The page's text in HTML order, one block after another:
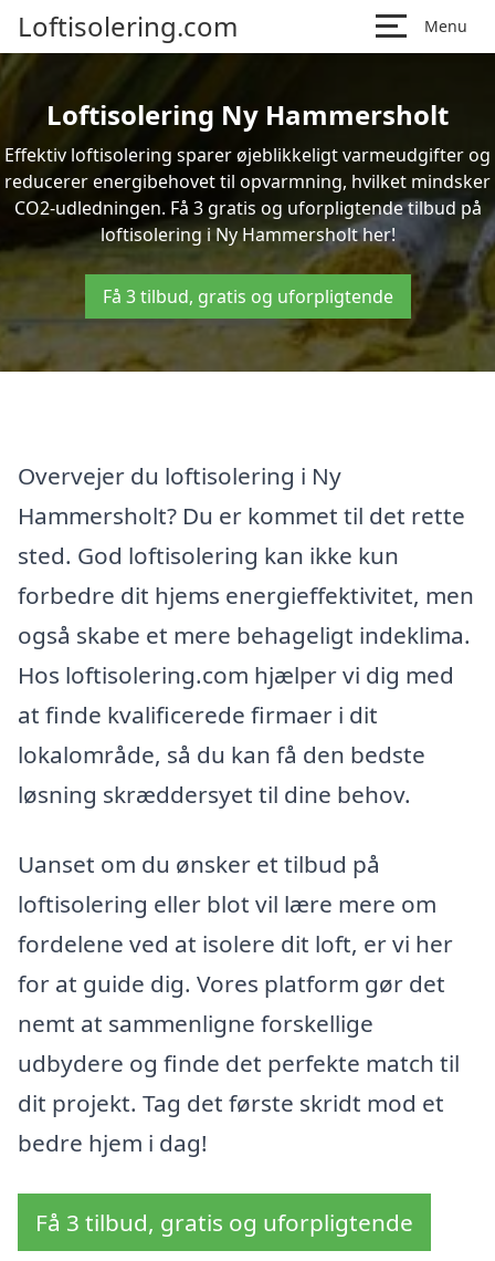
Loftisolering.com Menu
Loftisolering Ny Hammersholt
Effektiv loftisolering sparer øjeblikkeligt varmeudgifter og
reducerer energibehovet til opvarmning, hvilket mindsker
CO2-udledningen. Få 3 gratis og uforpligtende tilbud på
loftisolering i Ny Hammersholt her!
Få 3 tilbud, gratis og uforpligtende
Overvejer du loftisolering i Ny
Hammersholt? Du er kommet til det rette
sted. God loftisolering kan ikke kun
forbedre dit hjems energieffektivitet, men
også skabe et mere behageligt indeklima.
Hos loftisolering.com hjælper vi dig med
at finde kvalificerede firmaer i dit
lokalområde, så du kan få den bedste
løsning skræddersyet til dine behov.
Uanset om du ønsker et tilbud på
loftisolering eller blot vil lære mere om
fordelene ved at isolere dit loft, er vi her
for at guide dig. Vores platform gør det
nemt at sammenligne forskellige
udbydere og finde det perfekte match til
dit projekt. Tag det første skridt mod et
bedre hjem i dag!
Få 3 tilbud, gratis og uforpligtende